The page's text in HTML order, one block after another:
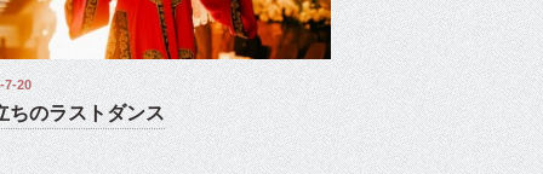
7-20
ちのラストダンス